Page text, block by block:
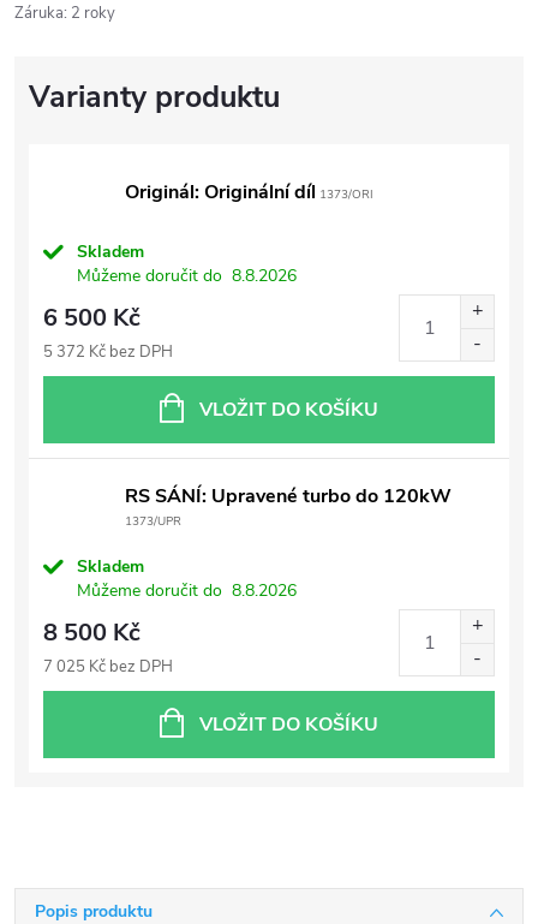
Záruka: 2 roky
Originál: Originální díl 1373/ORI
Skladem
Můžeme doručit do 8.8.2026
6 500 Kč
5 372 Kč bez DPH
VLOŽIT DO KOŠÍKU
RS SÁNÍ: Upravené turbo do 120kW
1373/UPR
Skladem
Můžeme doručit do 8.8.2026
8 500 Kč
7 025 Kč bez DPH
VLOŽIT DO KOŠÍKU
Popis produktu